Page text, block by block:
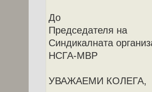
До
Председателя на
Синдикалната
НСГА-МВР
УВАЖАЕМИ КОЛЕГА,